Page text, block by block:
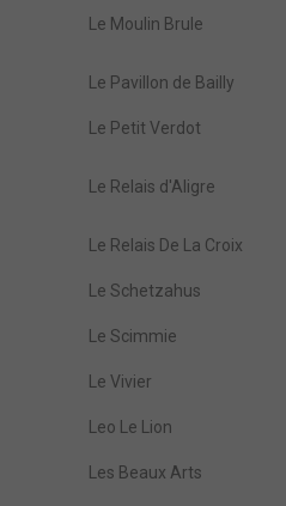
Le Moulin Brule
Le Pavillon de Bailly
Le Petit Verdot
Le Relais d'Aligre
Le Relais De La Croix
Le Schetzahus
Le Scimmie
Le Vivier
Leo Le Lion
Les Beaux Arts